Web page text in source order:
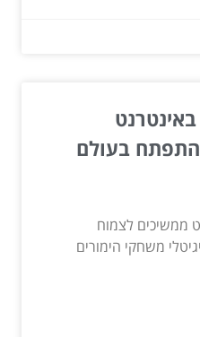
בעולם
ממשיכים לצמוח
משחקי הימורים